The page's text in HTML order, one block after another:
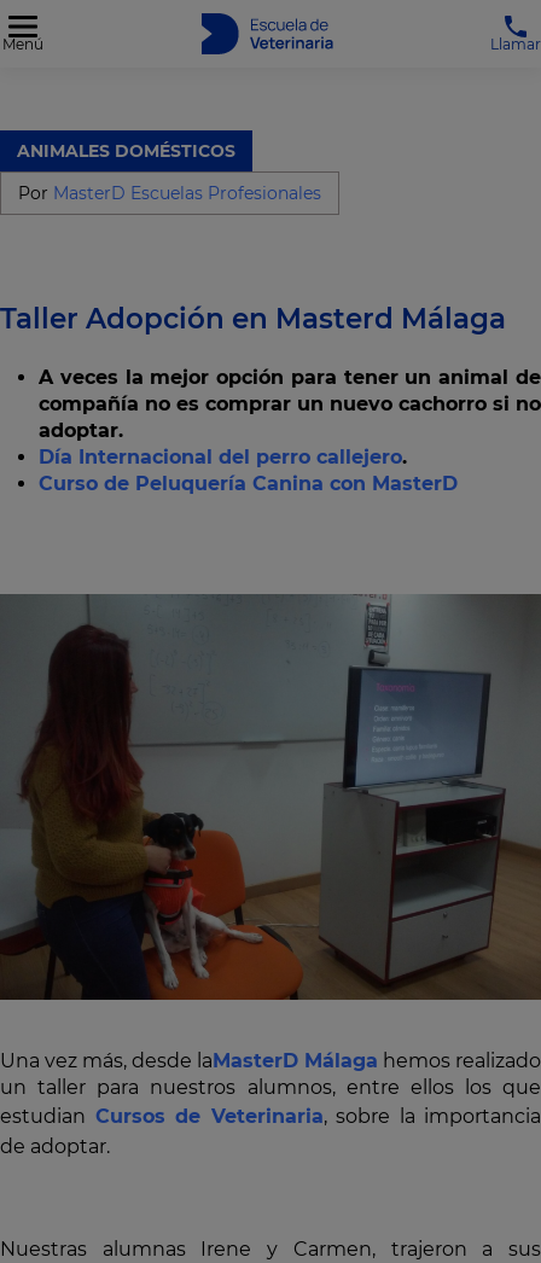
Menú Llamar
ANIMALES DOMÉSTICOS
Por MasterD Escuelas Profesionales
Taller Adopción en Masterd Málaga
A veces la mejor opción para tener un animal de
compañía no es comprar un nuevo cachorro si no
adoptar.
Día Internacional del perro callejero.
Curso de Peluquería Canina con MasterD
Una vez más, desde laMasterD Málaga hemos realizado
un taller para nuestros alumnos, entre ellos los que
estudian Cursos de Veterinaria,sobre la importancia
de adoptar.
Nuestras alumnas Irene y Carmen, trajeron a sus